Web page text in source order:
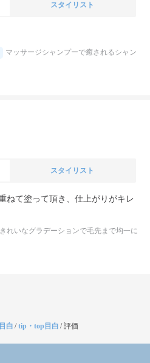
スタイリスト
マッサージシャンプーで癒されるシャン
スタイリスト
ねて塗って頂き、仕上がりがキレ
きれいなグラデーションで毛先まで均一に
白 /tip・top目白 /評価